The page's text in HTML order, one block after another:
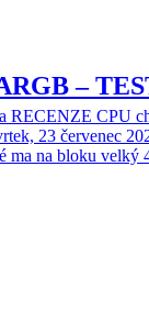
–
RECENZE CPU
23 červenec
ma na bloku velký